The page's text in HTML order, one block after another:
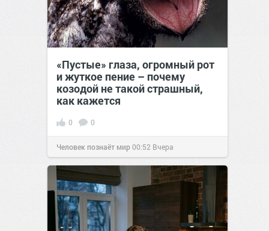
«Пустые» глаза, огромный рот
и жуткое пение – почему
козодой не такой страшный,
как кажется
0 0
Человек познаёт мир00:52 Вчера